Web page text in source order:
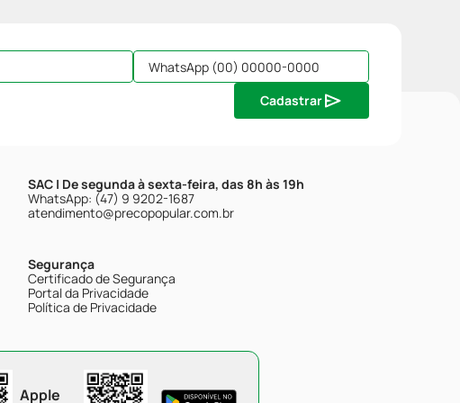
Cadastrar
SAC | De segunda à sexta-feira, das 8h às 19h
WhatsApp: (47) 9 9202-1687
atendimento@precopopular.com.br
Segurança
Certificado de Segurança
Portal da Privacidade
Política de Privacidade
Apple